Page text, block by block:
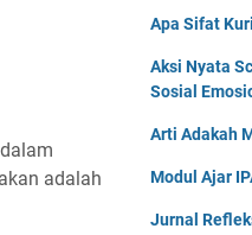
adalah
Apa Sifat
Aksi Nyata
Sosial
Arti Adakah
Modul Ajar
Jurnal